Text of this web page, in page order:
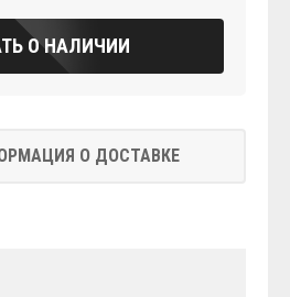
О НАЛИЧИИ
О ДОСТАВКЕ